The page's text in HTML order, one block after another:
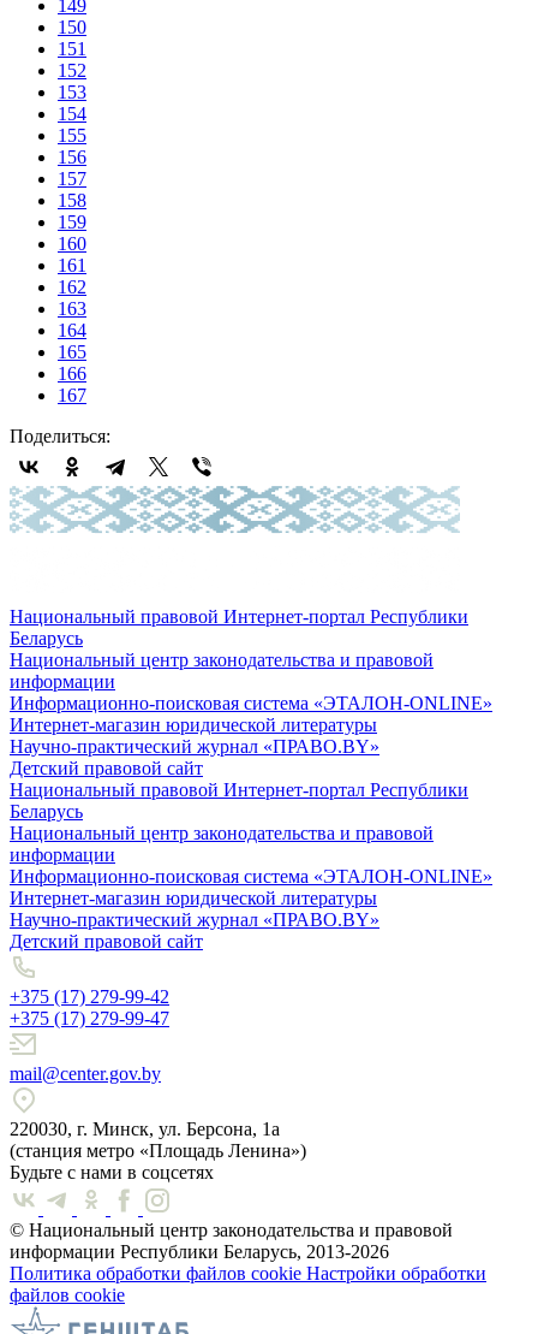
149
150
151
152
153
154
155
156
157
158
159
160
161
162
163
164
165
166
167
Поделиться:
Национальный правовой Интернет-портал Республики
Беларусь
Национальный центр законодательства и правовой
информации
Информационно-поисковая система «ЭТАЛОН-ONLINE»
Интернет-магазин юридической литературы
Научно-практический журнал «ПРАВО.BY»
Детский правовой сайт
Национальный правовой Интернет-портал Республики
Беларусь
Национальный центр законодательства и правовой
информации
Информационно-поисковая система «ЭТАЛОН-ONLINE»
Интернет-магазин юридической литературы
Научно-практический журнал «ПРАВО.BY»
Детский правовой сайт
+375 (17) 279-99-42
+375 (17) 279-99-47
mail@center.gov.by
220030, г. Минск, ул. Берсона, 1а
(станция метро «Площадь Ленина»)
Будьте с нами в соцсетях
© Национальный центр законодательства и правовой
информации Республики Беларусь, 2013-2026
Политика обработки файлов cookie Настройки обработки
файлов cookie